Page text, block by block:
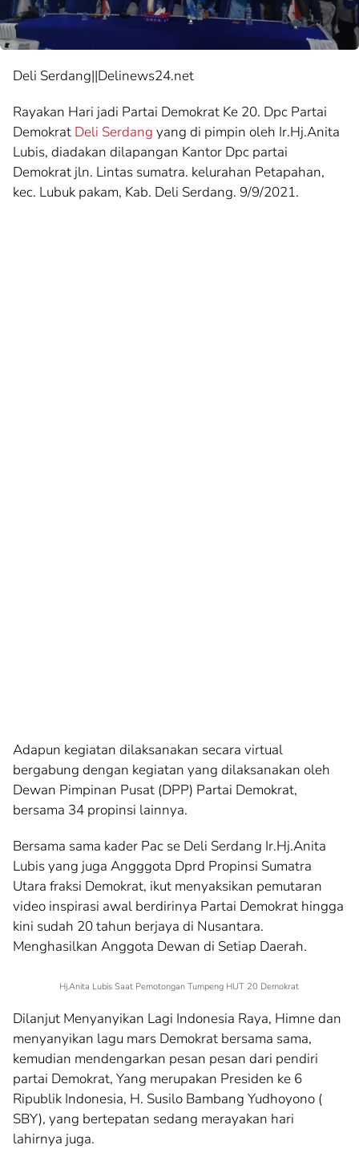
Deli Serdang||Delinews24.net
Rayakan Hari jadi Partai Demokrat Ke 20. Dpc Partai
Demokrat Deli Serdang yang di pimpin oleh Ir.Hj.Anita
Lubis, diadakan dilapangan Kantor Dpc partai
Demokrat jln. Lintas sumatra. kelurahan Petapahan,
kec. Lubuk pakam, Kab. Deli Serdang. 9/9/2021.
Adapun kegiatan dilaksanakan secara virtual
bergabung dengan kegiatan yang dilaksanakan oleh
Dewan Pimpinan Pusat (DPP) Partai Demokrat,
bersama 34 propinsi lainnya.
Bersama sama kader Pac se Deli Serdang Ir.Hj.Anita
Lubis yang juga Angggota Dprd Propinsi Sumatra
Utara fraksi Demokrat, ikut menyaksikan pemutaran
video inspirasi awal berdirinya Partai Demokrat hingga
kini sudah 20 tahun berjaya di Nusantara.
Menghasilkan Anggota Dewan di Setiap Daerah.
Hj.Anita Lubis Saat Pemotongan Tumpeng HUT 20 Demokrat
Dilanjut Menyanyikan Lagi Indonesia Raya, Himne dan
menyanyikan lagu mars Demokrat bersama sama,
kemudian mendengarkan pesan pesan dari pendiri
partai Demokrat, Yang merupakan Presiden ke 6
Ripublik Indonesia, H. Susilo Bambang Yudhoyono (
SBY), yang bertepatan sedang merayakan hari
lahirnya juga.